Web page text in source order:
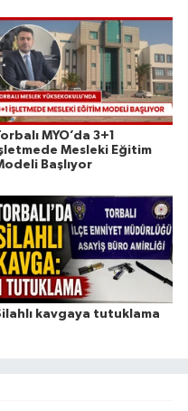
MYO’da 3+1
Mesleki Eğitim
Başlıyor
kavgaya tutuklama